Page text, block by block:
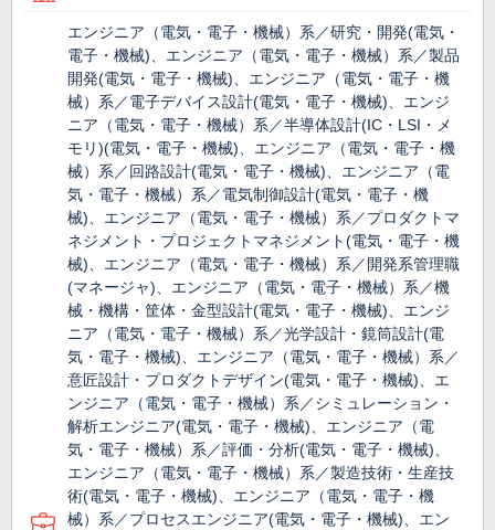
エンジニア（電気・電子・機械）系／研究・開発(電気・
電子・機械)、エンジニア（電気・電子・機械）系／製品
開発(電気・電子・機械)、エンジニア（電気・電子・機
械）系／電子デバイス設計(電気・電子・機械)、エンジ
ニア（電気・電子・機械）系／半導体設計(IC・LSI・メ
モリ)(電気・電子・機械)、エンジニア（電気・電子・機
械）系／回路設計(電気・電子・機械)、エンジニア（電
気・電子・機械）系／電気制御設計(電気・電子・機
械)、エンジニア（電気・電子・機械）系／プロダクトマ
ネジメント・プロジェクトマネジメント(電気・電子・機
械)、エンジニア（電気・電子・機械）系／開発系管理職
(マネージャ)、エンジニア（電気・電子・機械）系／機
械・機構・筐体・金型設計(電気・電子・機械)、エンジ
ニア（電気・電子・機械）系／光学設計・鏡筒設計(電
気・電子・機械)、エンジニア（電気・電子・機械）系／
意匠設計・プロダクトデザイン(電気・電子・機械)、エ
ンジニア（電気・電子・機械）系／シミュレーション・
解析エンジニア(電気・電子・機械)、エンジニア（電
気・電子・機械）系／評価・分析(電気・電子・機械)、
エンジニア（電気・電子・機械）系／製造技術・生産技
術(電気・電子・機械)、エンジニア（電気・電子・機
械）系／プロセスエンジニア(電気・電子・機械)、エン